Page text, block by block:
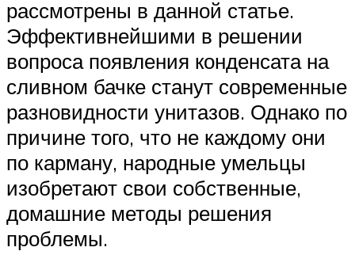
рассмотрены в данной статье.
Эффективнейшими в решении
вопроса появления конденсата на
сливном бачке станут современные
разновидности унитазов. Однако по
причине того, что не каждому они
по карману, народные умельцы
изобретают свои собственные,
домашние методы решения
проблемы.